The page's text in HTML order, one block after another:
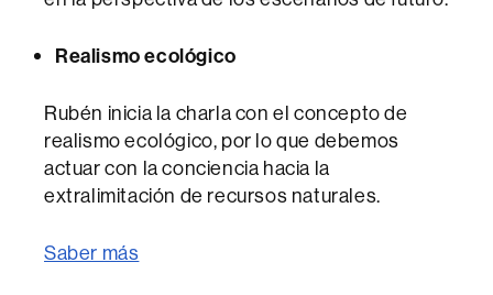
Realismo ecológico
Rubén inicia la charla con el concepto de
realismo ecológico, por lo que debemos
actuar con la conciencia hacia la
extralimitación de recursos naturales.
Saber más